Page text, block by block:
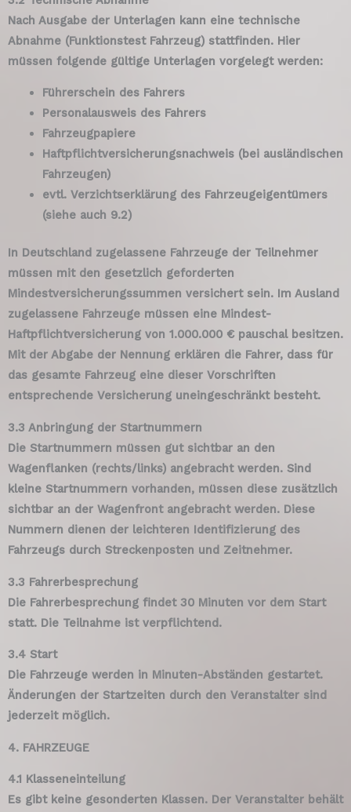
Nach Ausgabe der Unterlagen kann eine technische
Abnahme (Funktionstest Fahrzeug) stattfinden. Hier
müssen folgende gültige Unterlagen vorgelegt werden:
Führerschein des Fahrers
Personalausweis des Fahrers
Fahrzeugpapiere
Haftpflichtversicherungsnachweis (bei ausländischen
Fahrzeugen)
evtl. Verzichtserklärung des Fahrzeugeigentümers
(siehe auch 9.2)
In Deutschland zugelassene Fahrzeuge der Teilnehmer
müssen mit den gesetzlich geforderten
Mindestversicherungssummen versichert sein. Im Ausland
zugelassene Fahrzeuge müssen eine Mindest-
Haftpflichtversicherung von 1.000.000 € pauschal besitzen.
Mit der Abgabe der Nennung erklären die Fahrer, dass für
das gesamte Fahrzeug eine dieser Vorschriften
entsprechende Versicherung uneingeschränkt besteht.
3.3 Anbringung der Startnummern
Die Startnummern müssen gut sichtbar an den
Wagenflanken (rechts/links) angebracht werden. Sind
kleine Startnummern vorhanden, müssen diese zusätzlich
sichtbar an der Wagenfront angebracht werden. Diese
Nummern dienen der leichteren Identifizierung des
Fahrzeugs durch Streckenposten und Zeitnehmer.
3.3 Fahrerbesprechung
Die Fahrerbesprechung findet 30 Minuten vor dem Start
statt. Die Teilnahme ist verpflichtend.
3.4 Start
Die Fahrzeuge werden in Minuten-Abständen gestartet.
Änderungen der Startzeiten durch den Veranstalter sind
jederzeit möglich.
4. FAHRZEUGE
4.1 Klasseneinteilung
Es gibt keine gesonderten Klassen. Der Veranstalter behält